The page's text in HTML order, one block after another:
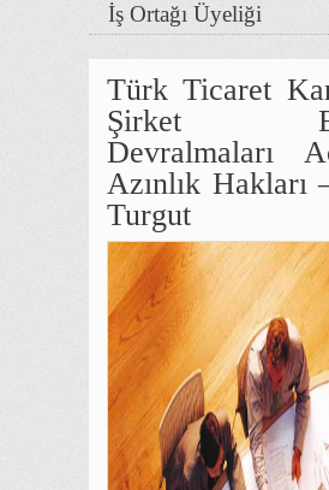
İş Ortağı Üyeliği
Türk Ticaret
Şirket
Devralmaları
Azınlık Hakları
Turgut